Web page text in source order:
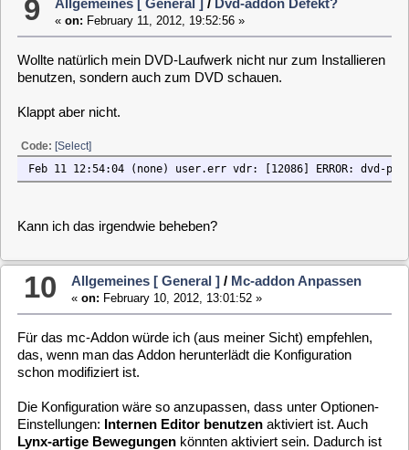
angebe, dass ich denInstaller mit installieren
12 Allgemeines [ General ]/Probleme Mit
Nachinstallieren/neuinstallieren
habe mehrere Probleme, die ich in diesem Thread mal
zusammenfassen möchte.
Jetzt gehen aber die Pobleme los.
nachdem ich die Daten eingeben wollte, komme ich nicht mehr
in den Menüpunkt System Settings -->
Code:[Select]
Fehler inder vdr Konfiguration
Na gut dachte ich mir. Du wolltest eh den neuen vdr mit dem
Patch, also ab in den Downloadbereich der MLD-Homepage.
Man wird sofort beim LinkDownloadaufStabile Version
3.0.1gelenkt.
Also hier ISO wieder zusammenstellen. Und? dvbsddevice